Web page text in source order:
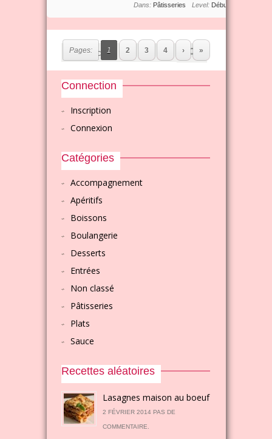
Level: Débutant
Dans: Pâtisseries
Pages: 1 2 3 4 › »
Connection
Inscription
Connexion
Catégories
Accompagnement
Apéritifs
Boissons
Boulangerie
Desserts
Entrées
Non classé
Pâtisseries
Plats
Sauce
Recettes aléatoires
Lasagnes maison au boeuf
2 FÉVRIER 2014 PAS DE
COMMENTAIRE.